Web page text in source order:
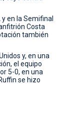
en la Semifinal
Costa
también
y, en una
el equipo
5-0, en una
se hizo